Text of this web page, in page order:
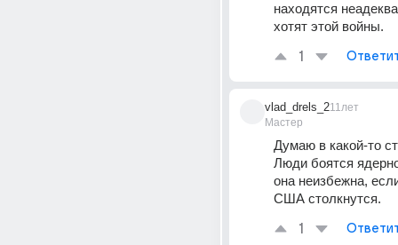
находятся
хотят этой войны.
1
vlad_drels_2
Мастер
11лет
Думаю в какой-то
Люди боятся
она неизбежна,
США столкнутся.
1